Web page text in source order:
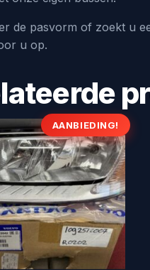
de pasvorm of zoekt u
u op.
AANBIEDING!